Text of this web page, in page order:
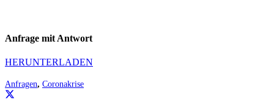
Anfrage mit Antwort
HERUNTERLADEN
Anfragen, Coronakrise